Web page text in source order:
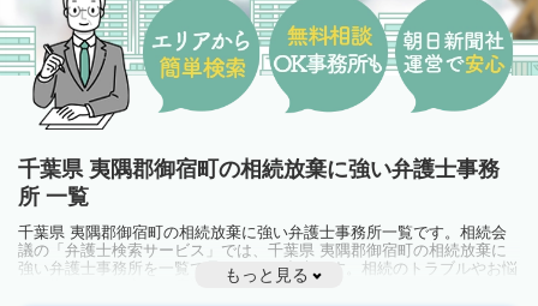
千葉県 夷隅郡御宿町の相続放棄に強い弁護士事務
所 一覧
千葉県 夷隅郡御宿町の相続放棄に強い弁護士事務所一覧です。相続会
議の「弁護士検索サービス」では、千葉県 夷隅郡御宿町の相続放棄に
強い弁護士事務所を一覧で見ることが出来ます。相続のトラブルやお悩
みを抱えている方は一度近隣の弁護士に相談してみましょう。
もっと見る